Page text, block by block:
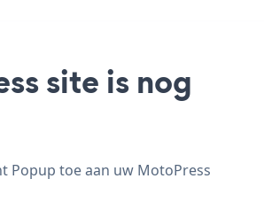
site is nog
Popup toe aan uw MotoPress